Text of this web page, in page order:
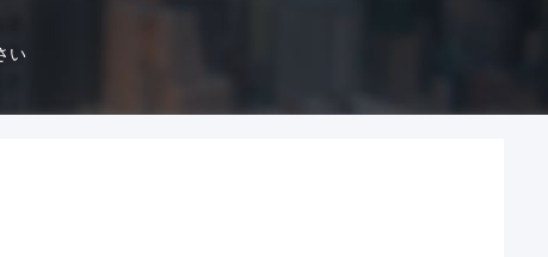
い